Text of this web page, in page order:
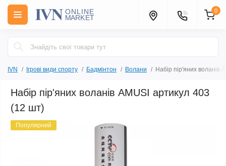
0
IVN Ігрові види спорту Бадмінтон Волани Набір пір'яних воланів
Набір пір'яних воланів AMUSI артикул 403
(12 шт)
Популярний